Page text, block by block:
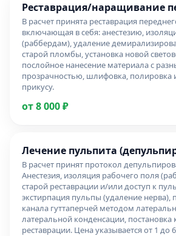
Реставрация/наращивание
В расчет принята реставрация
включающая в себя: анестезию,
(раббердам), удаление
старой пломбы, установка новой
послойное нанесение материала с
прозрачностью, шлифовка, полировка
прикусу.
от 8 000 ₽
Лечение пульпита
В расчет принят протокол
Анестезия, изоляция рабочего поля
старой реставрации и/или доступ к
экстирпация пульпы (удаление
канала гуттаперчей методом
латеральной конденсации,
реставрации. Цена указывается от 1 до